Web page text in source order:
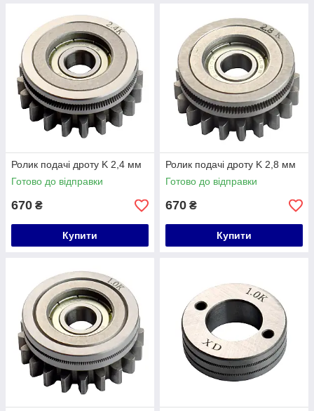
Ролик подачі дроту K 2,4 мм
Готово до відправки
670 ₴
Купити
Ролик подачі дроту K 2,8 мм
Готово до відправки
670 ₴
Купити